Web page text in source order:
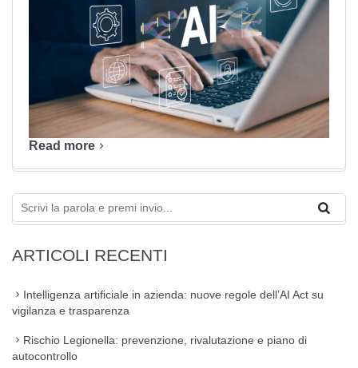
Read more
ARTICOLI RECENTI
Intelligenza artificiale in azienda: nuove regole dell’AI Act su
vigilanza e trasparenza
Rischio Legionella: prevenzione, rivalutazione e piano di
autocontrollo